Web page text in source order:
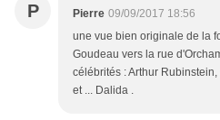
P Pierre 09/09/2017 18:56
une vue bien originale de la
Goudeau vers la rue
célébrités : Arthur
et ... Dalida .